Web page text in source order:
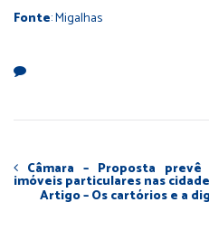
Fonte: Migalhas
Câmara – Proposta
imóveis particulares nas
Artigo – Os cartórios e a